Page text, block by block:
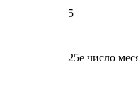
5
25­е число